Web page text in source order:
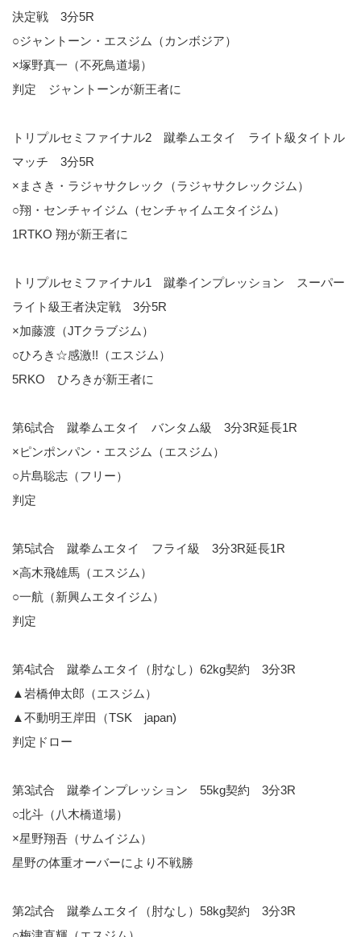
決定戦 3分5R
○ジャントーン・エスジム（カンボジア）
×塚野真一（不死鳥道場）
判定 ジャントーンが新王者に
トリプルセミファイナル2 蹴拳ムエタイ ライト級タイトル
マッチ 3分5R
×まさき・ラジャサクレック（ラジャサクレックジム）
○翔・センチャイジム（センチャイムエタイジム）
1RTKO 翔が新王者に
トリプルセミファイナル1 蹴拳インプレッション スーパー
ライト級王者決定戦 3分5R
×加藤渡（JTクラブジム）
○ひろき☆感激!!（エスジム）
5RKO ひろきが新王者に
第6試合 蹴拳ムエタイ バンタム級 3分3R延長1R
×ピンポンパン・エスジム（エスジム）
○片島聡志（フリー）
判定
第5試合 蹴拳ムエタイ フライ級 3分3R延長1R
×高木飛雄馬（エスジム）
○一航（新興ムエタイジム）
判定
第4試合 蹴拳ムエタイ（肘なし）62kg契約 3分3R
▲岩橋伸太郎（エスジム）
▲不動明王岸田（TSK japan)
判定ドロー
第3試合 蹴拳インプレッション 55kg契約 3分3R
○北斗（八木橋道場）
×星野翔吾（サムイジム）
星野の体重オーバーにより不戦勝
第2試合 蹴拳ムエタイ（肘なし）58kg契約 3分3R